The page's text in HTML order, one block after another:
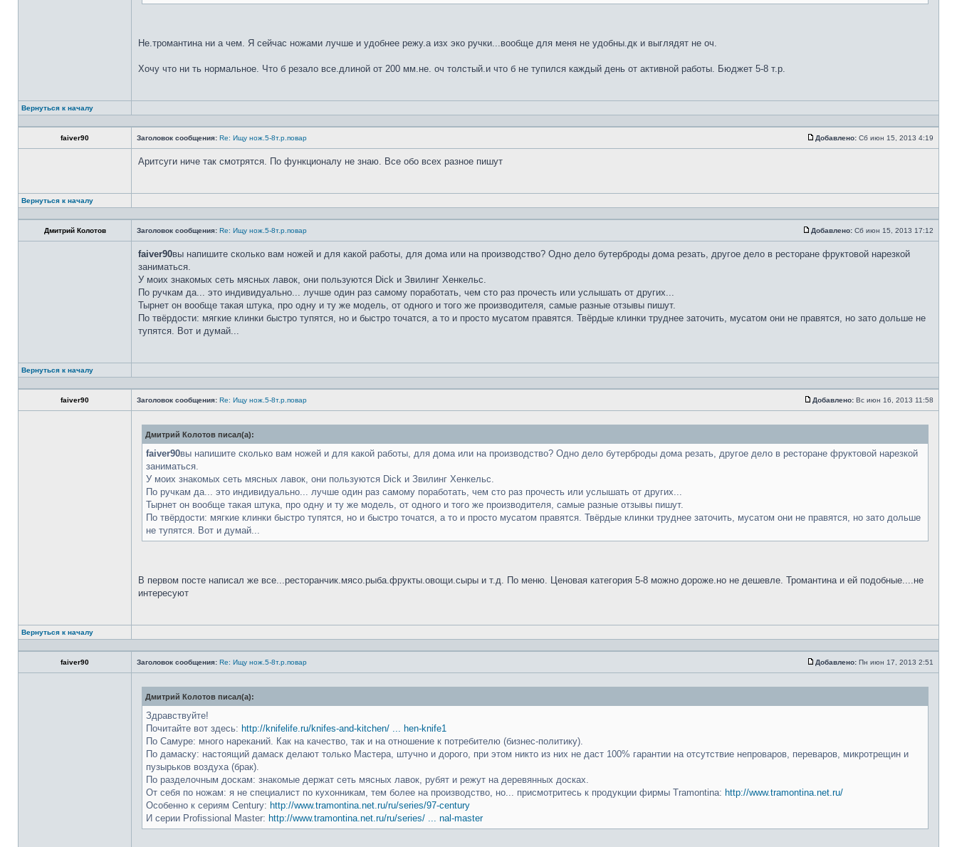
Не.тромантина ни а чем. Я сейчас ножами лучше и удобнее режу.а изх эко ручки...вообще для меня не удобны.дк и выглядят не оч.
Хочу что ни ть нормальное. Что б резало все.длиной от 200 мм.не. оч толстый.и что б не тупился каждый день от активной работы. Бюджет 5-8 т.р.
Вернуться к началу
faiver90 Заголовок сообщения: Re: Ищу нож.5-8т.р.повар Добавлено: Сб июн 15, 2013 4:19
Аритсуги ниче так смотрятся. По функционалу не знаю. Все обо всех разное пишут
Вернуться к началу
Дмитрий Колотов Заголовок сообщения: Re: Ищу нож.5-8т.р.повар Добавлено: Сб июн 15, 2013 17:12
faiver90вы напишите сколько вам ножей и для какой работы, для дома или на производство? Одно дело бутерброды дома резать, другое дело в ресторане фруктовой нарезкой
заниматься.
У моих знакомых сеть мясных лавок, они пользуются Dick и Звилинг Хенкельс.
По ручкам да... это индивидуально... лучше один раз самому поработать, чем сто раз прочесть или услышать от других...
Тырнет он вообще такая штука, про одну и ту же модель, от одного и того же производителя, самые разные отзывы пишут.
По твёрдости: мягкие клинки быстро тупятся, но и быстро точатся, а то и просто мусатом правятся. Твёрдые клинки труднее заточить, мусатом они не правятся, но зато дольше не
тупятся. Вот и думай...
Вернуться к началу
faiver90 Заголовок сообщения: Re: Ищу нож.5-8т.р.повар Добавлено: Вс июн 16, 2013 11:58
Дмитрий Колотов писал(а):
faiver90вы напишите сколько вам ножей и для какой работы, для дома или на производство? Одно дело бутерброды дома резать, другое дело в ресторане фруктовой нарезкой
заниматься.
У моих знакомых сеть мясных лавок, они пользуются Dick и Звилинг Хенкельс.
По ручкам да... это индивидуально... лучше один раз самому поработать, чем сто раз прочесть или услышать от других...
Тырнет он вообще такая штука, про одну и ту же модель, от одного и того же производителя, самые разные отзывы пишут.
По твёрдости: мягкие клинки быстро тупятся, но и быстро точатся, а то и просто мусатом правятся. Твёрдые клинки труднее заточить, мусатом они не правятся, но зато дольше
не тупятся. Вот и думай...
В первом посте написал же все...ресторанчик.мясо.рыба.фрукты.овощи.сыры и т.д. По меню. Ценовая категория 5-8 можно дороже.но не дешевле. Тромантина и ей подобные....не
интересуют
Вернуться к началу
faiver90 Заголовок сообщения: Re: Ищу нож.5-8т.р.повар Добавлено: Пн июн 17, 2013 2:51
Дмитрий Колотов писал(а):
Здравствуйте!
Почитайте вот здесь: http://knifelife.ru/knifes-and-kitchen/ ... hen-knife1
По Самуре: много нареканий. Как на качество, так и на отношение к потребителю (бизнес-политику).
По дамаску: настоящий дамаск делают только Мастера, штучно и дорого, при этом никто из них не даст 100% гарантии на отсутствие непроваров, переваров, микротрещин и
пузырьков воздуха (брак).
По разделочным доскам: знакомые держат сеть мясных лавок, рубят и режут на деревянных досках.
От себя по ножам: я не специалист по кухонникам, тем более на производство, но... присмотритесь к продукции фирмы Tramontina: http://www.tramontina.net.ru/
Особенно к сериям Century: http://www.tramontina.net.ru/ru/series/97-century
И серии Profissional Master: http://www.tramontina.net.ru/ru/series/ ... nal-master